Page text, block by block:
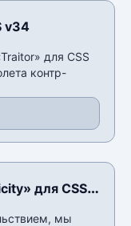
v34
для CSS
контр-
для CSS
мы